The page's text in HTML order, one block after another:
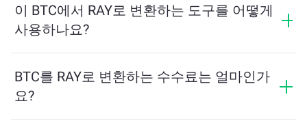
줍니다. 이 환율은 시장 상황, 수요와 공급, 그리고 유동성
에 따라 변동합니다.
이 BTC에서 RAY로 변환하는 도구를 어떻게
사용하나요?
량을 계산해줍니다. 그런 다음, 안내에 따라 거래를 완료
하세요.
BTC를 RAY로 변환하는 수수료는 얼마인가
요?